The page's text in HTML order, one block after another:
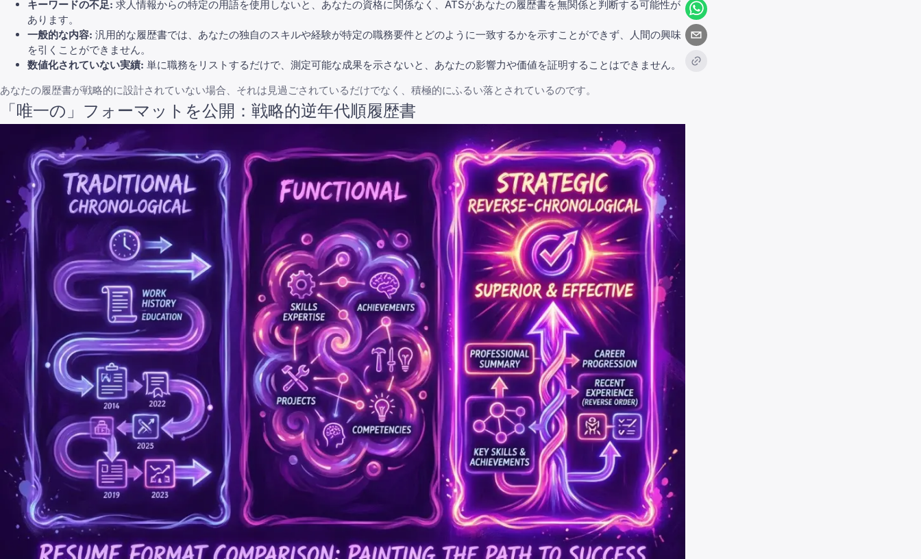
キーワードの不足: 求人情報からの特定の用語を使用しないと、あなたの資格に関係なく、ATSがあなたの履歴書を無関係と判断する可能性が
あります。
一般的な内容: 汎用的な履歴書では、あなたの独自のスキルや経験が特定の職務要件とどのように一致するかを示すことができず、人間の興味
を引くことができません。
数値化されていない実績: 単に職務をリストするだけで、測定可能な成果を示さないと、あなたの影響力や価値を証明することはできません。
あなたの履歴書が戦略的に設計されていない場合、それは見過ごされているだけでなく、積極的にふるい落とされているのです。
「唯一の」フォーマットを公開：戦略的逆年代順履歴書